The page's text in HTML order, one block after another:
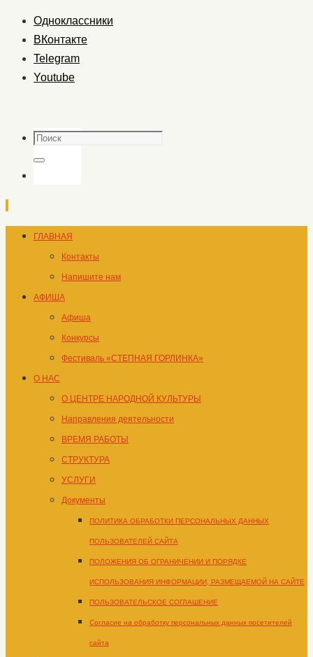
Одноклассники
ВКонтакте
Telegram
Youtube
Поиск
Поиск
Перейти
содержимому
ГЛАВНАЯ
Контакты
Напишите нам
АФИША
Афиша
Конкурсы
Фестиваль «СТЕПНАЯ ГОРЛИНКА»
О НАС
О ЦЕНТРЕ НАРОДНОЙ КУЛЬТУРЫ
Направления деятельности
ВРЕМЯ РАБОТЫ
СТРУКТУРА
УСЛУГИ
Документы
ПОЛИТИКА ОБРАБОТКИ ПЕРСОНАЛЬНЫХ ДАННЫХ
ПОЛЬЗОВАТЕЛЕЙ САЙТА
ПОЛОЖЕНИЯ ОБ ОГРАНИЧЕНИИ И ПОРЯДКЕ
ИСПОЛЬЗОВАНИЯ ИНФОРМАЦИИ, РАЗМЕЩАЕМОЙ НА САЙТЕ
ПОЛЬЗОВАТЕЛЬСКОЕ СОГЛАШЕНИЕ
Согласие на обработку персональных данных посетителей
сайта